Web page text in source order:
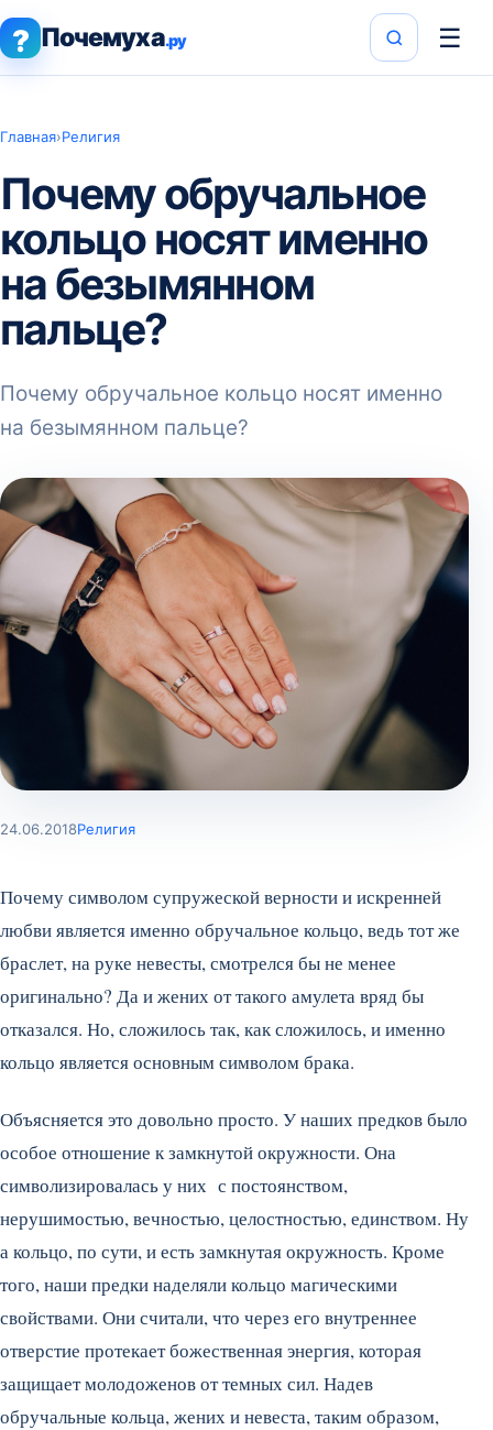
? Почемуха.ру ☰
Главная›Религия
Почему обручальное
кольцо носят именно
на безымянном
пальце?
Почему обручальное кольцо носят именно
на безымянном пальце?
24.06.2018Религия
Почему символом супружеской верности и искренней
любви является именно обручальное кольцо, ведь тот же
браслет, на руке невесты, смотрелся бы не менее
оригинально? Да и жених от такого амулета вряд бы
отказался. Но, сложилось так, как сложилось, и именно
кольцо является основным символом брака.
Объясняется это довольно просто. У наших предков было
особое отношение к замкнутой окружности. Она
символизировалась у них с постоянством,
нерушимостью, вечностью, целостностью, единством. Ну
а кольцо, по сути, и есть замкнутая окружность. Кроме
того, наши предки наделяли кольцо магическими
свойствами. Они считали, что через его внутреннее
отверстие протекает божественная энергия, которая
защищает молодоженов от темных сил. Надев
обручальные кольца, жених и невеста, таким образом,